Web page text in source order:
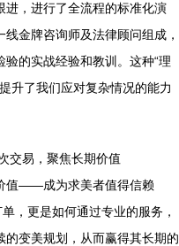
进，进行了全流程的标准化演
金牌咨询师及法律顾问组成，
的实战经验和教训。这种“理
升了我们应对复杂情况的能力
交易，聚焦长期价值
值——成为求美者值得信赖
，更是如何通过专业的服务，
变美规划，从而赢得其长期的